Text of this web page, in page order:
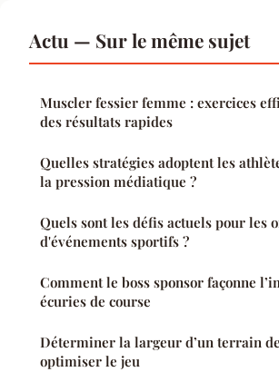
Actu — Sur le même sujet
Muscler fessier femme : exercices
des résultats rapides
Quelles stratégies adoptent les
la pression médiatique ?
Quels sont les défis actuels pour les
d'événements sportifs ?
Comment le boss sponsor façonne
écuries de course
Déterminer la largeur d’un terrain
optimiser le jeu